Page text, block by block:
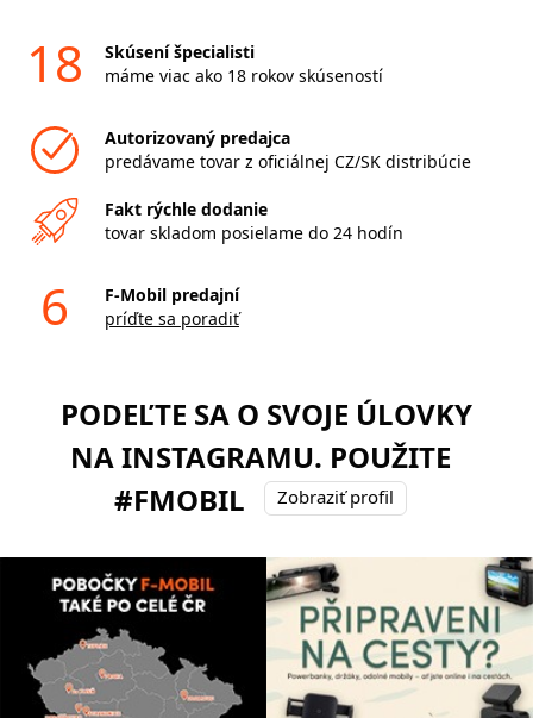
18
Skúsení špecialisti
máme viac ako 18 rokov skúseností
Autorizovaný predajca
predávame tovar z oficiálnej CZ/SK distribúcie
Fakt rýchle dodanie
tovar skladom posielame do 24 hodín
6
F-Mobil predajní
príďte sa poradiť
PODEĽTE SA O SVOJE ÚLOVKY
NA INSTAGRAMU. POUŽITE
#FMOBIL
Zobraziť profil